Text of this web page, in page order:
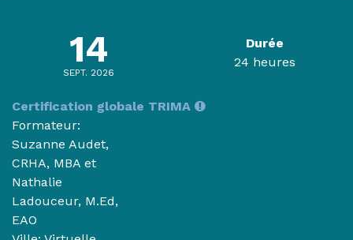
14
SEPT. 2026
Durée
24 heures
Certification globale TRIMA
Formateur:
Suzanne Audet,
CRHA, MBA et
Nathalie
Ladouceur, M.Ed,
EAO